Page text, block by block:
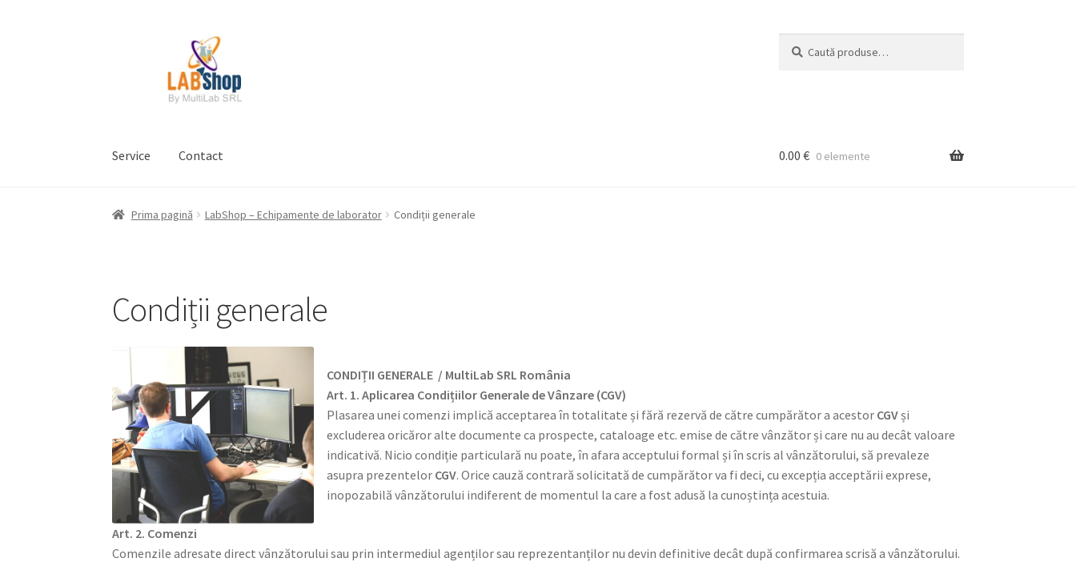
după:
Service Contact
Prima pagină Contul meu Coș Plată Request a Quote Condiții generale
0.00 € 0 elemente
Prima pagină LabShop – Echipamente de laborator Condiții generale
Condiții generale
CONDIȚII GENERALE / MultiLab SRL România
Art. 1. Aplicarea Condițiilor Generale de Vânzare (CGV)
Plasarea unei comenzi implică acceptarea în totalitate și fără rezervă de către cumpărător a acestor CGV și
excluderea oricăror alte documente ca prospecte, cataloage etc. emise de către vânzător și care nu au decât valoare
indicativă. Nicio condiție particulară nu poate, în afara acceptului formal și în scris al vânzătorului, să prevaleze
asupra prezentelor CGV. Orice cauză contrară solicitată de cumpărător va fi deci, cu excepția acceptării exprese,
inopozabilă vânzătorului indiferent de momentul la care a fost adusă la cunoștința acestuia.
Art. 2. Comenzi
Comenzile adresate direct vânzătorului sau prin intermediul agenților sau reprezentanților nu devin definitive decât după confirmarea scrisă a vânzătorului.